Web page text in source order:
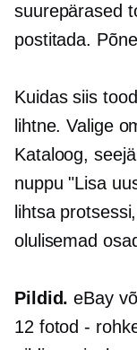
suurepärased
postitada.
Kuidas siis
lihtne. Valige
Kataloog,
nuppu "Lisa
lihtsa
olulisemad
Pildid.eBay
12 fotod -